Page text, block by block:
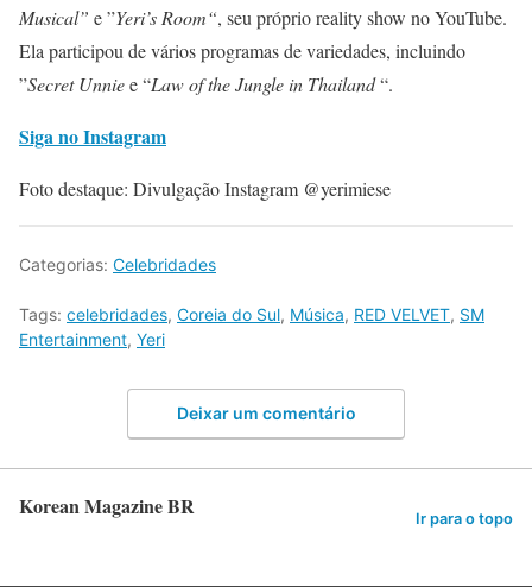
Musical” e ”Yeri’s Room“, seu próprio reality show no YouTube.
Ela participou de vários programas de variedades, incluindo
”Secret Unniee “Law of the Jungle in Thailand“.
Siga no Instagram
Foto destaque: Divulgação Instagram @yerimiese
Categorias: Celebridades
Tags: celebridades, Coreia do Sul, Música, RED VELVET, SM
Entertainment, Yeri
Deixar um comentário
Korean Magazine BR Ir para o topo